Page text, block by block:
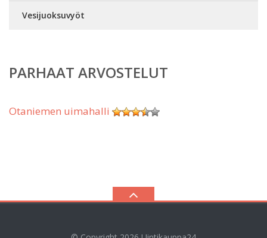
Vesijuoksuvyöt
PARHAAT ARVOSTELUT
Otaniemen uimahalli